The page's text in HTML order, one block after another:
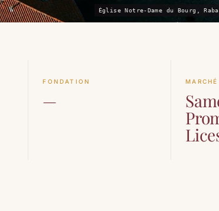
Église Notre-Dame du Bourg,
FONDATION
—
MARCHÉ